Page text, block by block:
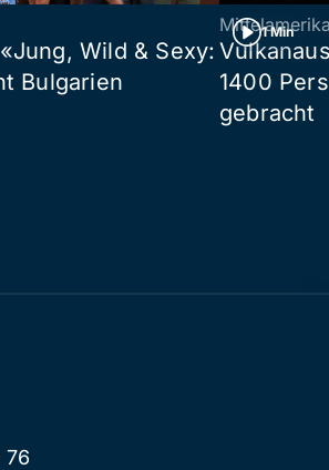
Wild & Sexy:
Bulgarien
1 Min
1400
gebracht
76